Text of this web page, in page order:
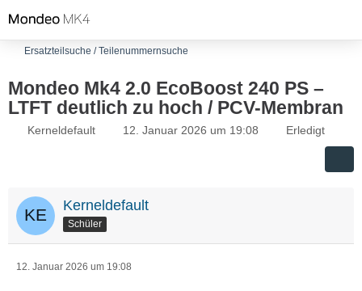
Ersatzteilsuche / Teilenummernsuche
Mondeo Mk4 2.0 EcoBoost 240 PS –
LTFT deutlich zu hoch / PCV-Membran
Kerneldefault 12. Januar 2026 um 19:08 Erledigt
Kerneldefault
Schüler
12. Januar 2026 um 19:08